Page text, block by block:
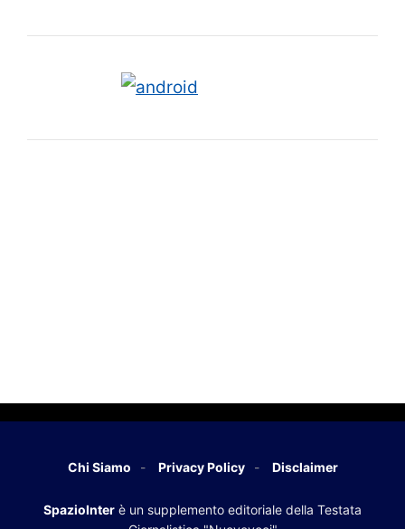
Chi Siamo Privacy Policy Disclaimer
SpazioInter è un supplemento editoriale della Testata